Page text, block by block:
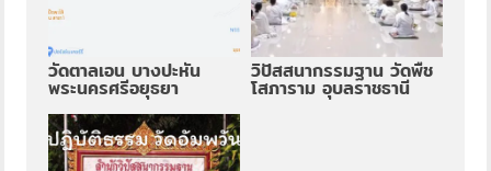
วัดตาลเอน บางปะหัน
พระนครศรีอยุธยา
วิปัสสนากรรมฐาน วัดพืช
โสภาราม อุบลราชธานี